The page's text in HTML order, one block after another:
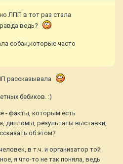
ЛПП в тот раз стала
ведь?
собак,которые часто
рассказывала
бебиков. :)
- факты, которым есть
дипломы, результаты выставки,
об этом?
в т.ч. и организатор той
я что-то не так поняла, ведь